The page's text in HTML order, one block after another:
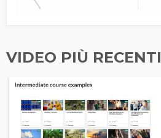
VIDEO PIÙ RECENTI